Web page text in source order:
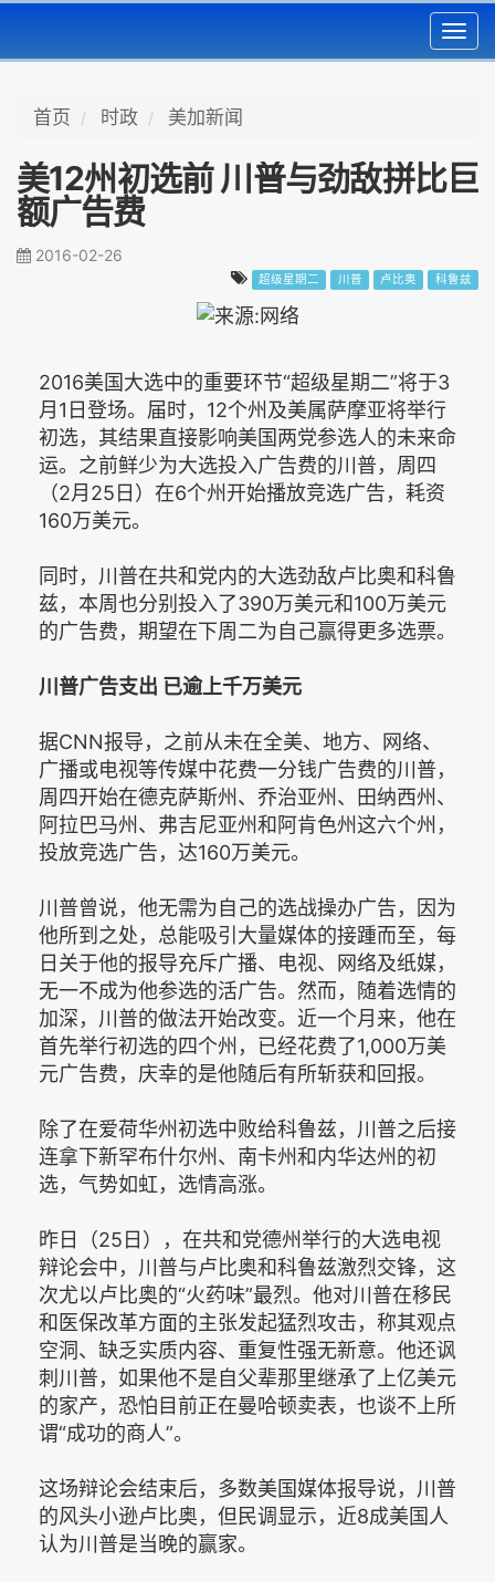
首页 时政 美加新闻
美12州初选前 川普与劲敌拼比巨
额广告费
2016-02-26
超级星期二 川普 卢比奥 科鲁兹
2016美国大选中的重要环节“超级星期二”将于3
月1日登场。届时，12个州及美属萨摩亚将举行
初选，其结果直接影响美国两党参选人的未来命
运。之前鲜少为大选投入广告费的川普，周四
（2月25日）在6个州开始播放竞选广告，耗资
160万美元。
同时，川普在共和党内的大选劲敌卢比奥和科鲁
兹，本周也分别投入了390万美元和100万美元
的广告费，期望在下周二为自己赢得更多选票。
川普广告支出 已逾上千万美元
据CNN报导，之前从未在全美、地方、网络、
广播或电视等传媒中花费一分钱广告费的川普，
周四开始在德克萨斯州、乔治亚州、田纳西州、
阿拉巴马州、弗吉尼亚州和阿肯色州这六个州，
投放竞选广告，达160万美元。
川普曾说，他无需为自己的选战操办广告，因为
他所到之处，总能吸引大量媒体的接踵而至，每
日关于他的报导充斥广播、电视、网络及纸媒，
无一不成为他参选的活广告。然而，随着选情的
加深，川普的做法开始改变。近一个月来，他在
首先举行初选的四个州，已经花费了1,000万美
元广告费，庆幸的是他随后有所斩获和回报。
除了在爱荷华州初选中败给科鲁兹，川普之后接
连拿下新罕布什尔州、南卡州和内华达州的初
选，气势如虹，选情高涨。
昨日（25日），在共和党德州举行的大选电视
辩论会中，川普与卢比奥和科鲁兹激烈交锋，这
次尤以卢比奥的“火药味”最烈。他对川普在移民
和医保改革方面的主张发起猛烈攻击，称其观点
空洞、缺乏实质内容、重复性强无新意。他还讽
刺川普，如果他不是自父辈那里继承了上亿美元
的家产，恐怕目前正在曼哈顿卖表，也谈不上所
谓“成功的商人”。
这场辩论会结束后，多数美国媒体报导说，川普
的风头小逊卢比奥，但民调显示，近8成美国人
认为川普是当晚的赢家。